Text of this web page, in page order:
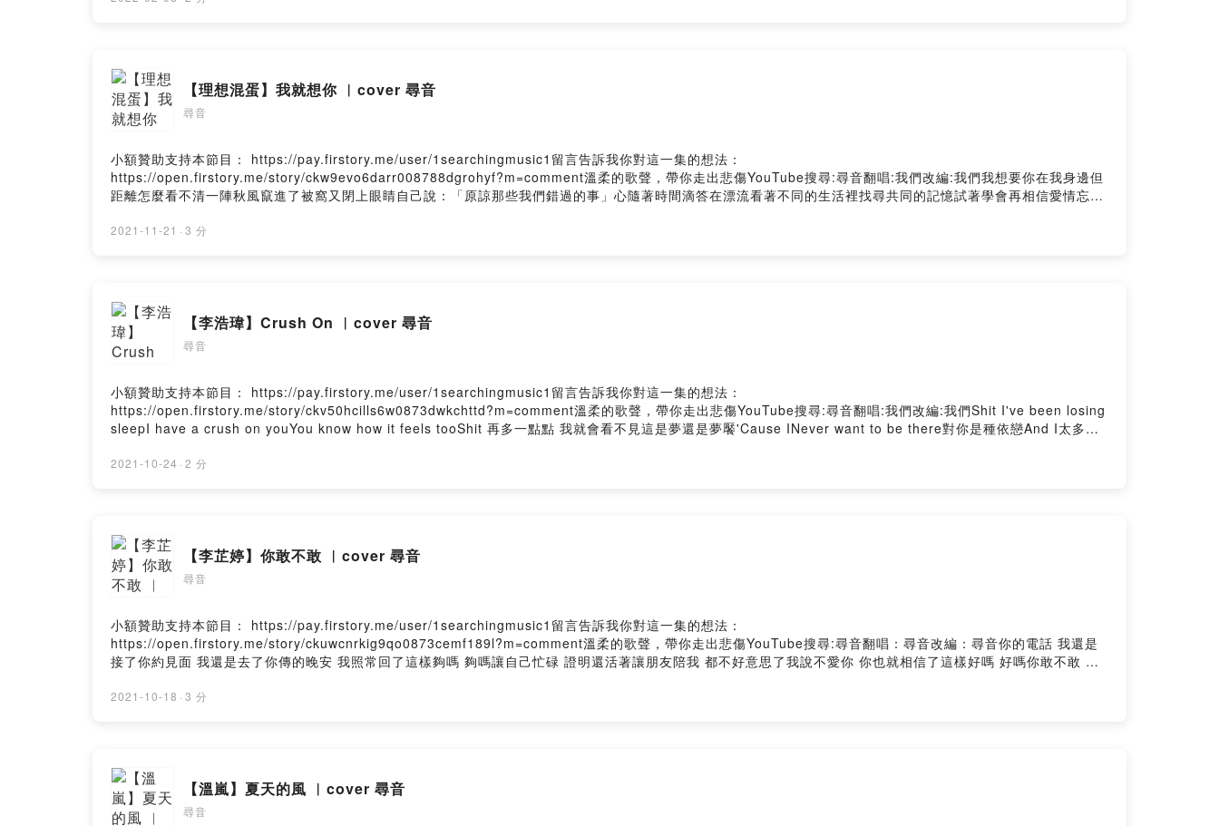
【理想混蛋】我就想你 ︳cover 尋音
尋音
小額贊助支持本節目： https://pay.firstory.me/user/1searchingmusic1留言告訴我你對這一集的想法：
https://open.firstory.me/story/ckw9evo6darr008788dgrohyf?m=comment溫柔的歌聲，帶你走出悲傷YouTube搜尋:尋音翻唱:我們改編:我們我想要你在我身邊但
距離怎麼看不清一陣秋風竄進了被窩又閉上眼睛自己說：「原諒那些我們錯過的事」心隨著時間滴答在漂流看著不同的生活裡找尋共同的記憶試著學會再相信愛情忘記
意我只是在意你有沒有一樣在意我到頭來，想著你的笑容是我最幸福的時候又同樣回到上一個下不停的大雨中左邊肩膀這次沒濕透我戴著耳機躲避著不同世界的人群再
Powered by Firstory Hosting
2021-11-21 · 3 分
【李浩瑋】Crush On ︳cover 尋音
尋音
小額贊助支持本節目： https://pay.firstory.me/user/1searchingmusic1留言告訴我你對這一集的想法：
https://open.firstory.me/story/ckv50hcills6w0873dwkchttd?m=comment溫柔的歌聲，帶你走出悲傷YouTube搜尋:尋音翻唱:我們改編:我們Shit I've been losing
sleepI have a crush on youYou know how it feels tooShit 再多一點點 我就會看不見這是夢還是夢饜'Cause INever want to be there對你是種依戀And I太多情
睛多希望這一刻不是一個夏天而已多希望這一刻不是一個夏天而已多希望這一刻不是一個夏天而已Powered by Firstory Hosting
2021-10-24 · 2 分
【李芷婷】你敢不敢 ︳cover 尋音
尋音
小額贊助支持本節目： https://pay.firstory.me/user/1searchingmusic1留言告訴我你對這一集的想法：
https://open.firstory.me/story/ckuwcnrkig9qo0873cemf189l?m=comment溫柔的歌聲，帶你走出悲傷YouTube搜尋:尋音翻唱：尋音改編：尋音你的電話 我還是
接了你約見面 我還是去了你傳的晚安 我照常回了這樣夠嗎 夠嗎讓自己忙碌 證明還活著讓朋友陪我 都不好意思了我說不愛你 你也就相信了這樣好嗎 好嗎你敢不敢 承
樣好嗎 好嗎你敢不敢 承認我愛上你的壞你敢不敢 說恨我像愛我一樣發自內心的堅決你敢不敢 愛一個人如此卑微你敢不敢 無視我止不住的眼淚你敢不敢 說這段感情的
2021-10-18 · 3 分
【溫嵐】夏天的風 ︳cover 尋音
尋音